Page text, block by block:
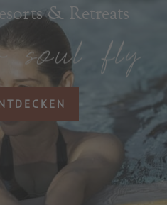
& Retreats